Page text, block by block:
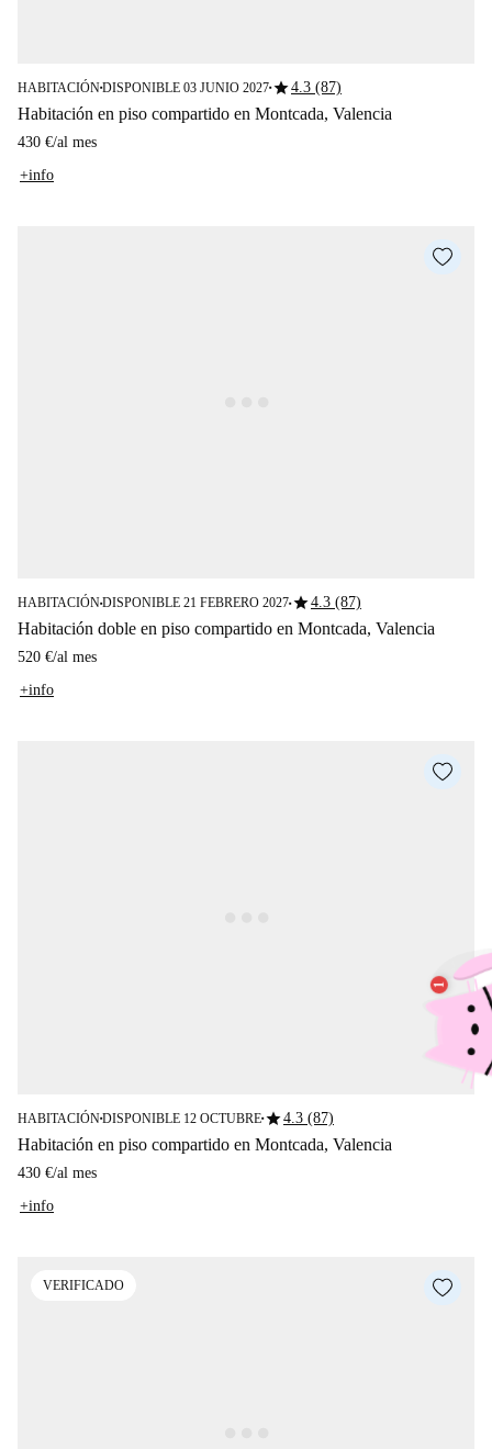
HABITACIÓN■DISPONIBLE 03 JUNIO 2027■star4.3 (87)
Habitación en piso compartido en Montcada, Valencia
430 €/al mes
+info
HABITACIÓN■DISPONIBLE 21 FEBRERO 2027■star4.3 (87)
Habitación doble en piso compartido en Montcada, Valencia
520 €/al mes
+info
HABITACIÓN■DISPONIBLE 12 OCTUBRE■star4.3 (87)
Habitación en piso compartido en Montcada, Valencia
430 €/al mes
+info
VERIFICADO